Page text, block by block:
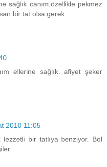
sağlık canım,özellikle pekmez
bir tat olsa gerek
ellerine sağlık. afiyet şeker
2010 11:05
lezzetli bir tatlıya benziyor. Bol